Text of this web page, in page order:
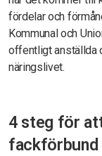
fördelar och
Kommunal och
offentligt anställda
näringslivet.
4 steg för
fackförbund